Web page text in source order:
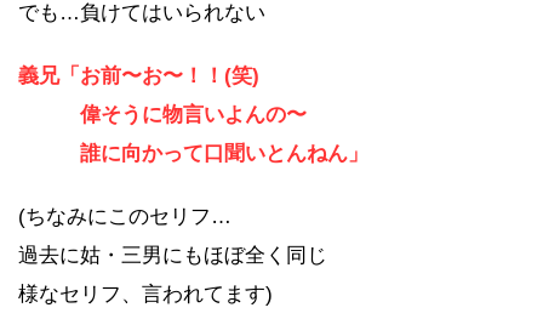
でも…負けてはいられない
義兄「お前〜お〜！！(笑)
偉そうに物言いよんの〜
誰に向かって口聞いとんねん」
(ちなみにこのセリフ…
過去に姑・三男にもほぼ全く同じ
様なセリフ、言われてます)